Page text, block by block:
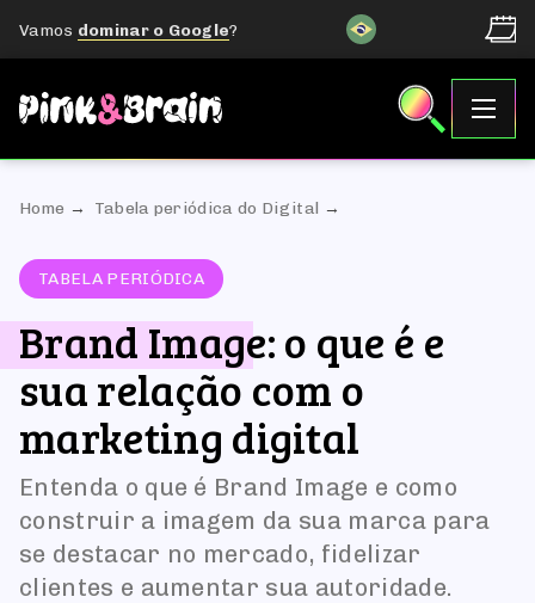
Vamos dominar o Google?
Home Tabela periódica do Digital
TABELA PERIÓDICA
Brand Image: o que é e
sua relação com o
marketing digital
Entenda o que é Brand Image e como
construir a imagem da sua marca para
se destacar no mercado, fidelizar
clientes e aumentar sua autoridade.